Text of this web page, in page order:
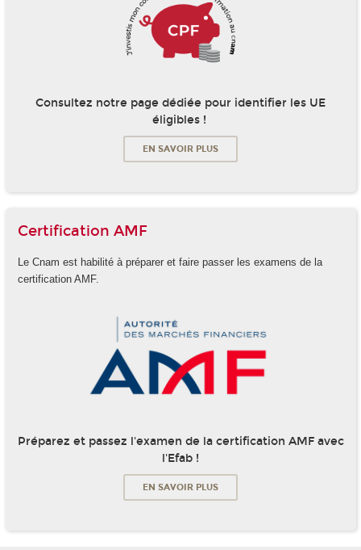
Consultez notre page dédiée pour identifier les UE
éligibles !
EN SAVOIR PLUS
Certification AMF
Le Cnam est habilité à préparer et faire passer les examens de la
certification AMF.
Préparez et passez l'examen de la certification AMF avec
l'Efab !
EN SAVOIR PLUS